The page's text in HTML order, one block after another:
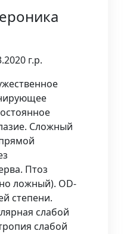
г.р.
Сложный
Птоз
ложный). OD-
степени.
слабой
слабой